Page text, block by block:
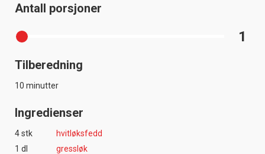
Antall porsjoner
1
Tilberedning
10 minutter
Ingredienser
4 stk
hvitløksfedd
1 dl
gressløk